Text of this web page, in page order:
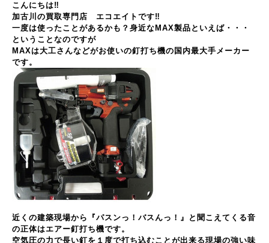
こんにちは‼
加古川の買取専門店 エコエイトです‼
一度は使ったことがあるかも？身近なMAX製品といえば・・・
ということなのですが
MAXは大工さんなどがお使いの釘打ち機の国内最大手メーカー
です。
近くの建築現場から『パスンっ！バスんっ！』と聞こえてくる音
の正体はエアー釘打ち機です。
空気圧の力で長い釘を１度で打ち込むことが出来る現場の強い味